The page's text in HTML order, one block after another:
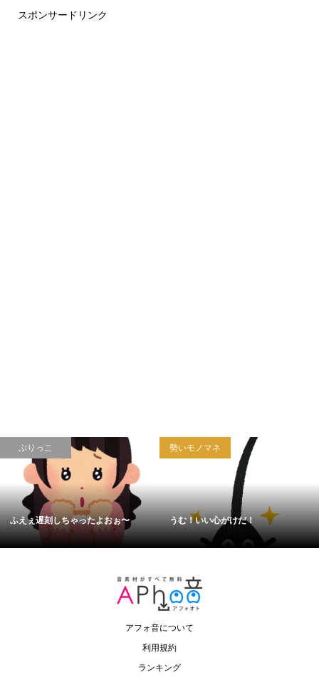
スポンサードリンク
ぶりっこ
ふえぇ遅刻しちゃったよおぉ〜
勢いモノマネ
うむ！いい心がけだ！
アフォ音について
利用規約
ランキング